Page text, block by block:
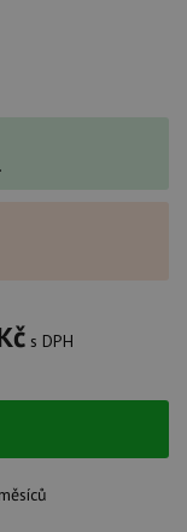
s DPH